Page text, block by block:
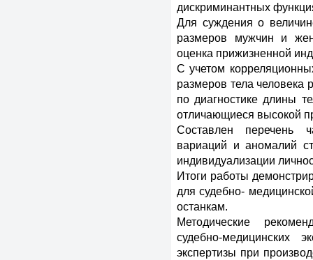
дискриминантных
Для суждения о
размеров мужчин и
оценка прижизненной
С учетом
размеров тела человека
по диагностике длины
отличающиеся высокой
Составлен перечень
вариаций и аномалий
индивидуализации
Итоги работы
для судебно-
останкам.
Методические
судебно-медицинских
экспертизы при